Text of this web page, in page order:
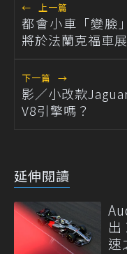
← 上一篇
都會小車「變
將於法蘭克福車
下一篇 →
影／小改款
V8引擎嗎？
延伸閱讀
出
速